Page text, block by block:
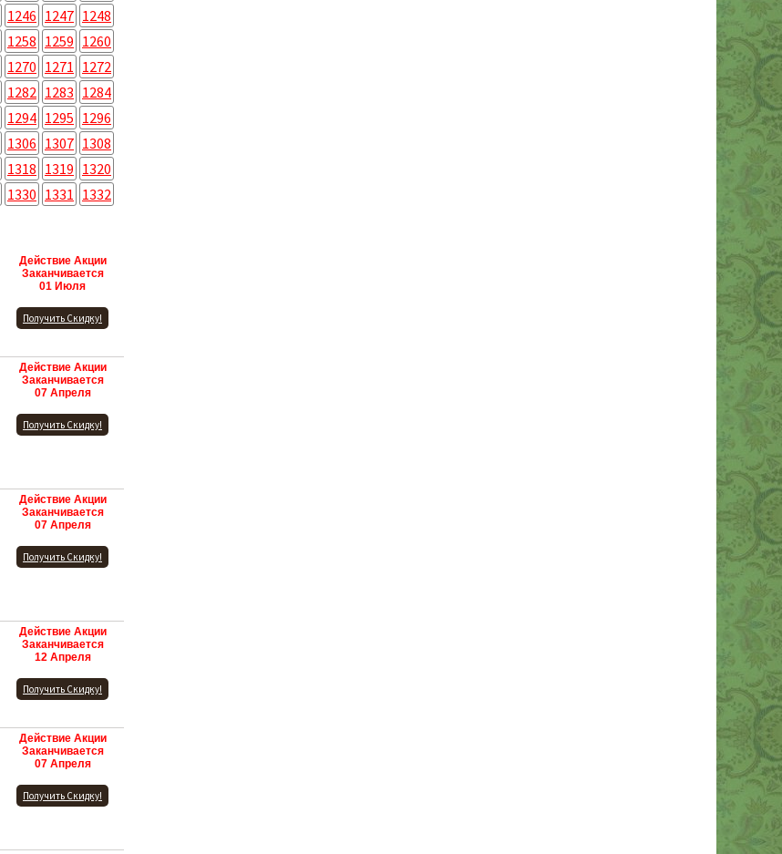
1246 1247 1248
1258 1259 1260
1270 1271 1272
1282 1283 1284
1294 1295 1296
1306 1307 1308
1318 1319 1320
1330 1331 1332
Действие Акции
Заканчивается
01 Июля
Получить Скидку!
Действие Акции
Заканчивается
07 Апреля
Получить Скидку!
Действие Акции
Заканчивается
07 Апреля
Получить Скидку!
Действие Акции
Заканчивается
12 Апреля
Получить Скидку!
Действие Акции
Заканчивается
07 Апреля
Получить Скидку!